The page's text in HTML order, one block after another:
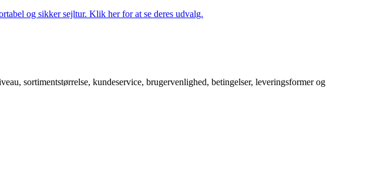
og sikker sejltur. Klik her for at se deres udvalg.
sortimentstørrelse, kundeservice, brugervenlighed, betingelser, leveringsformer og